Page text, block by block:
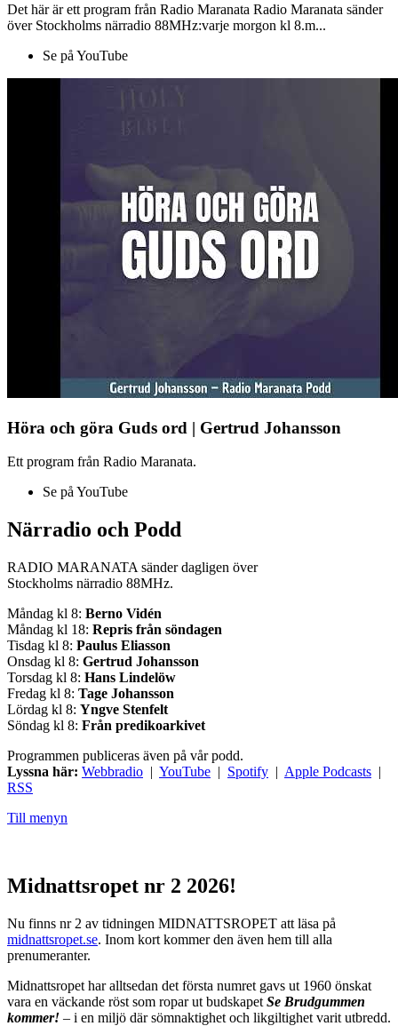
Det här är ett program från Radio Maranata Radio Maranata sänder
över Stockholms närradio 88MHz:varje morgon kl 8.m...
Se på YouTube
Höra och göra Guds ord | Gertrud Johansson
Ett program från Radio Maranata.
Se på YouTube
Närradio och Podd
RADIO MARANATA sänder dagligen över
Stockholms närradio 88MHz.
Måndag kl 8: Berno Vidén
Måndag kl 18: Repris från söndagen
Tisdag kl 8: Paulus Eliasson
Onsdag kl 8: Gertrud Johansson
Torsdag kl 8: Hans Lindelöw
Fredag kl 8: Tage Johansson
Lördag kl 8: Yngve Stenfelt
Söndag kl 8: Från predikoarkivet
Programmen publiceras även på vår podd.
Lyssna här: Webbradio | YouTube | Spotify | Apple Podcasts |
RSS
Till menyn
Midnattsropet nr 2 2026!
Nu finns nr 2 av tidningen MIDNATTSROPET att läsa på
midnattsropet.se. Inom kort kommer den även hem till alla
prenumeranter.
Midnattsropet har alltsedan det första numret gavs ut 1960 önskat
vara en väckande röst som ropar ut budskapet Se Brudgummen
kommer! – i en miljö där sömnaktighet och likgiltighet varit utbredd.